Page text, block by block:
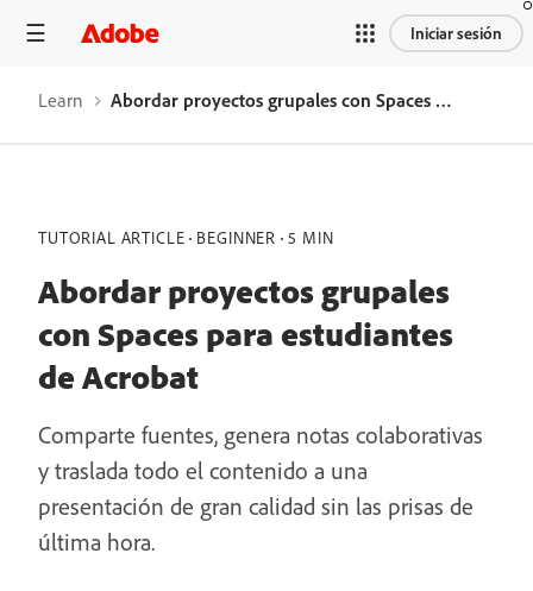
Iniciar sesión
Learn Abordar proyectos grupales con Spaces para estudiantes de Acrobat
TUTORIAL ARTICLE BEGINNER 5 MIN
Abordar proyectos grupales
con Spaces para estudiantes
de Acrobat
Comparte fuentes, genera notas colaborativas
y traslada todo el contenido a una
presentación de gran calidad sin las prisas de
última hora.